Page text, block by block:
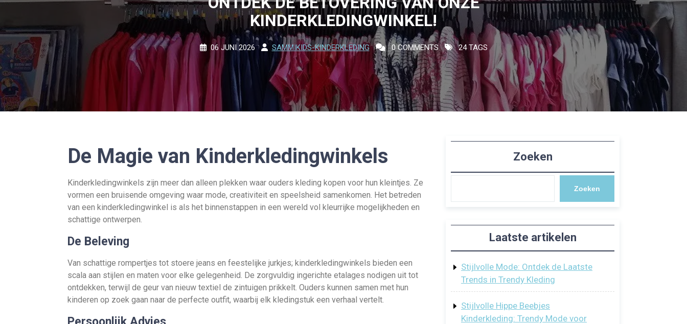
KINDERKLEDINGWINKEL!
06 JUNI 2026 SAMMIKIDS-KINDERKLEDING 0 COMMENTS 24 TAGS
De Magie van Kinderkledingwinkels
Kinderkledingwinkels zijn meer dan alleen plekken waar ouders kleding kopen voor hun kleintjes. Ze
vormen een bruisende omgeving waar mode, creativiteit en speelsheid samenkomen. Het betreden
van een kinderkledingwinkel is als het binnenstappen in een wereld vol kleurrijke mogelijkheden en
schattige ontwerpen.
De Beleving
Van schattige rompertjes tot stoere jeans en feestelijke jurkjes; kinderkledingwinkels bieden een
scala aan stijlen en maten voor elke gelegenheid. De zorgvuldig ingerichte etalages nodigen uit tot
ontdekken, terwijl de geur van nieuw textiel de zintuigen prikkelt. Ouders kunnen samen met hun
kinderen op zoek gaan naar de perfecte outfit, waarbij elk kledingstuk een verhaal vertelt.
Zoeken
Zoeken
Laatste artikelen
Stijlvolle Mode: Ontdek de Laatste
Trends in Trendy Kleding
Stijlvolle Hippe Beebjes
Kinderkleding: Trendy Mode voor